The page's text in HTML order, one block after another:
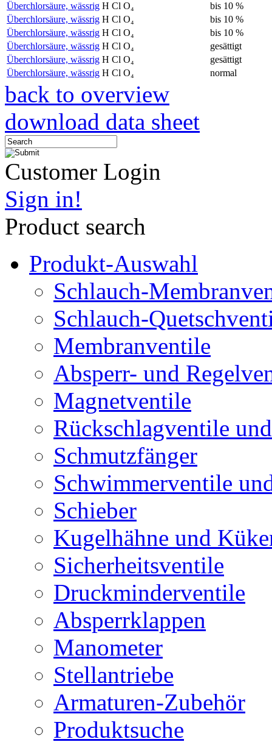
Überchlorsäure, wässrig H Cl O₄
bis 10 %
Überchlorsäure, wässrig H Cl O₄
bis 10 %
Überchlorsäure, wässrig H Cl O₄
bis 10 %
Überchlorsäure, wässrig H Cl O₄
gesättigt
Überchlorsäure, wässrig H Cl O₄
gesättigt
Überchlorsäure, wässrig H Cl O₄ normal
back to overview
download data sheet
Customer Login
Sign in!
Product search
Produkt-Auswahl
Schlauch-
Schlauch-
Membranventile
Absperr- und
Magnetventile
Rückschlagventile
Schmutzfänger
Schwimmerventile
Schieber
Kugelhähne und
Sicherheitsventile
Druckminderventile
Absperrklappen
Manometer
Stellantriebe
Armaturen-Zubehör
Produktsuche